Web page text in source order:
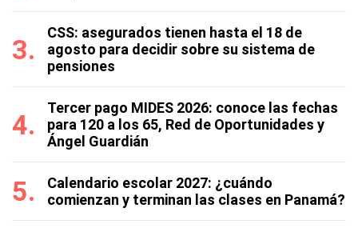
CSS: asegurados tienen hasta el 18 de
agosto para decidir sobre su sistema de
pensiones
Tercer pago MIDES 2026: conoce las fechas
para 120 a los 65, Red de Oportunidades y
Ángel Guardián
Calendario escolar 2027: ¿cuándo
comienzan y terminan las clases en Panamá?